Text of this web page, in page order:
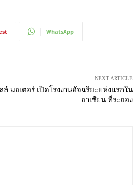
WhatsApp
NEXT ARTICLE
ล์ มอเตอร์ เปิดโรงงานอัจฉริยะแห่งแรกใน
อาเซียน ที่ระยอง